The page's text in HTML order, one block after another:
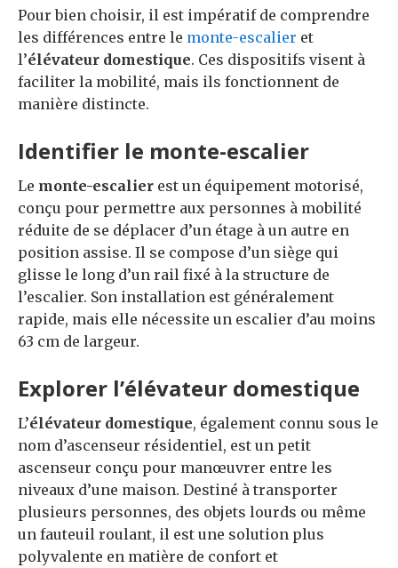
Pour bien choisir, il est impératif de comprendre
les différences entre le monte-escalier et
l’élévateur domestique. Ces dispositifs visent à
faciliter la mobilité, mais ils fonctionnent de
manière distincte.
Identifier le monte-escalier
Le monte-escalier est un équipement motorisé,
conçu pour permettre aux personnes à mobilité
réduite de se déplacer d’un étage à un autre en
position assise. Il se compose d’un siège qui
glisse le long d’un rail fixé à la structure de
l’escalier. Son installation est généralement
rapide, mais elle nécessite un escalier d’au moins
63 cm de largeur.
Explorer l’élévateur domestique
L’élévateur domestique, également connu sous le
nom d’ascenseur résidentiel, est un petit
ascenseur conçu pour manœuvrer entre les
niveaux d’une maison. Destiné à transporter
plusieurs personnes, des objets lourds ou même
un fauteuil roulant, il est une solution plus
polyvalente en matière de confort et